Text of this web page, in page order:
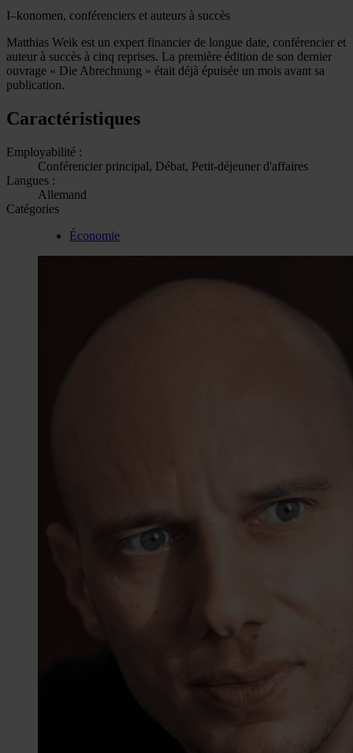
I–konomen, conférenciers et auteurs à succès
Matthias Weik est un expert financier de longue date, conférencier et
auteur à succès à cinq reprises. La première édition de son dernier
ouvrage « Die Abrechnung » était déjà épuisée un mois avant sa
publication.
Caractéristiques
Employabilité :
Conférencier principal, Débat, Petit-déjeuner d'affaires
Langues :
Allemand
Catégories
Économie